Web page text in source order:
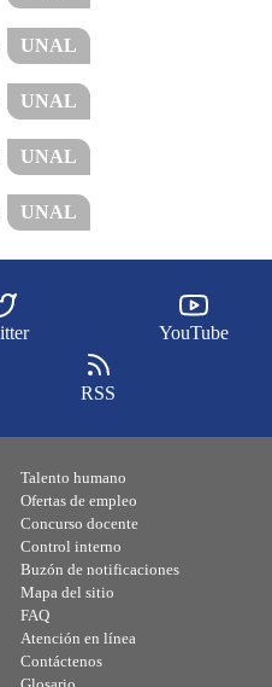
UNAL
UNAL
UNAL
UNAL
YouTube
RSS
Talento humano
Ofertas de empleo
Concurso docente
Control interno
Buzón de notificaciones
Mapa del sitio
FAQ
Atención en línea
Contáctenos